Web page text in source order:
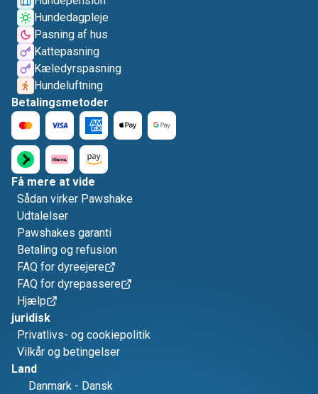
Hundedagpleje
Pasning af hus
Kattepasning
Kæledyrspasning
Hundeluftning
Betalingsmetoder
Få mere at vide
Sådan virker Pawshake
Udtalelser
Pawshakes garanti
Betaling og refusion
FAQ for dyreejere
FAQ for dyrepassere
Hjælp
juridisk
Privatlivs- og cookiepolitik
Vilkår og betingelser
Land
Danmark - Dansk